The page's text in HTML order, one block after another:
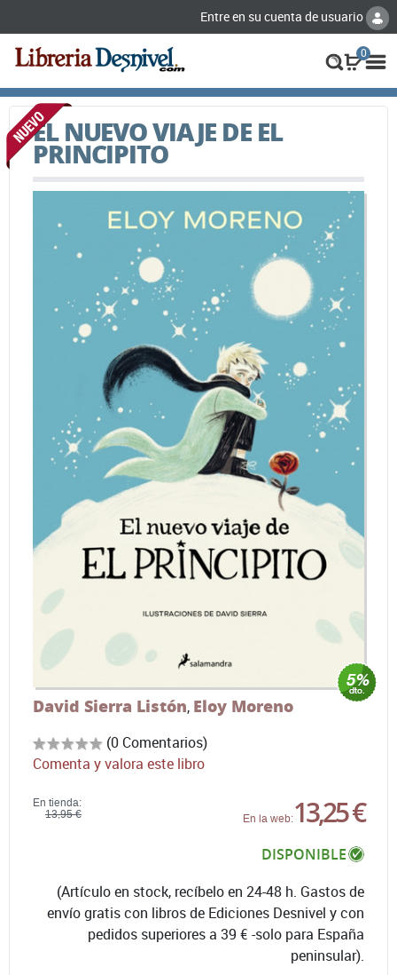
Entre en su cuenta de usuario
0
EL NUEVO VIAJE DE EL
PRINCIPITO
David Sierra Listón, Eloy Moreno
(0 Comentarios)
Comenta y valora este libro
En tienda:
13,95 €
En la web:13,25 €
DISPONIBLE
(Artículo en stock, recíbelo en 24-48 h. Gastos de
envío gratis con libros de Ediciones Desnivel y con
pedidos superiores a 39 € -solo para España
peninsular).